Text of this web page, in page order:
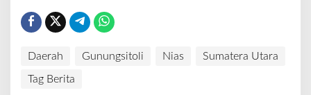
Daerah Gunungsitoli Nias Sumatera Utara
Tag Berita